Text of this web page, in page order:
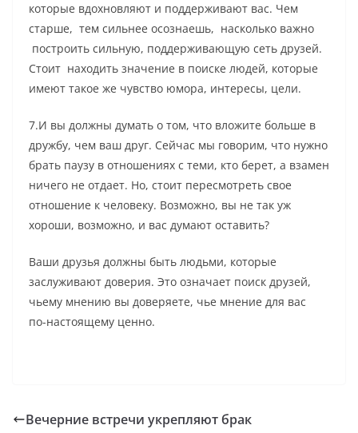
которые вдохновляют и поддерживают вас. Чем
старше, тем сильнее осознаешь, насколько важно
построить сильную, поддерживающую сеть друзей.
Стоит находить значение в поиске людей, которые
имеют такое же чувство юмора, интересы, цели.
7.И вы должны думать о том, что вложите больше в
дружбу, чем ваш друг. Сейчас мы говорим, что нужно
брать паузу в отношениях с теми, кто берет, а взамен
ничего не отдает. Но, стоит пересмотреть свое
отношение к человеку. Возможно, вы не так уж
хороши, возможно, и вас думают оставить?
Ваши друзья должны быть людьми, которые
заслуживают доверия. Это означает поиск друзей,
чьему мнению вы доверяете, чье мнение для вас
по-настоящему ценно.
Вечерние встречи укрепляют брак